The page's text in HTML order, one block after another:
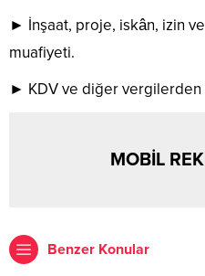
► İnşaat, proje, iskân, izin
muafiyeti.
► KDV ve diğer vergilerden
MOBİL
Benzer Konular